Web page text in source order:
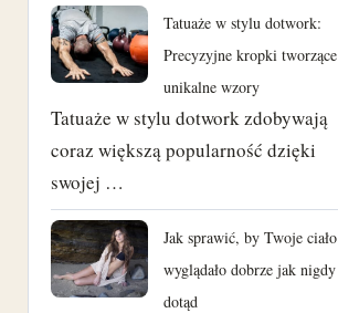
Tatuaże w stylu dotwork:
Precyzyjne kropki tworzące
unikalne wzory
Tatuaże w stylu dotwork zdobywają
coraz większą popularność dzięki
swojej …
Jak sprawić, by Twoje ciało
wyglądało dobrze jak nigdy
dotąd